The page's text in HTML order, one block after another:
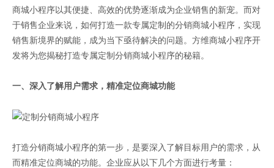
商城小程序以其便捷、高效的优势逐渐成为企业销售的新宠。而对
于销售企业来说，如何打造一款专属定制的分销商城小程序，实现
销售新境界的赋能，成为当下亟待解决的问题。方维商城小程序开
发将为您揭秘打造专属定制分销商城小程序的秘籍。
一、深入了解用户需求，精准定位商城功能
打造分销商城小程序的第一步，是要深入了解目标用户的需求，从
而精准定位商城的功能。企业应从以下几个方面进行考量：